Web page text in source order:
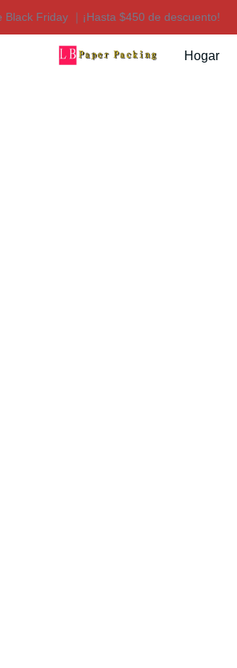
Friday ｜¡Hasta $450 de descuento!
Hogar